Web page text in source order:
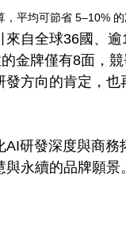
，平均可節省 5–10%
自全球36國、
金牌僅有8面，
發方向的肯定，
研發深度與商
永續的品牌願景。